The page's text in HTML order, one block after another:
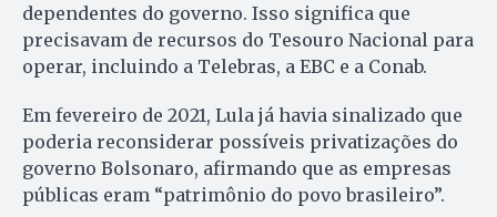
dependentes do governo. Isso significa que
precisavam de recursos do Tesouro Nacional para
operar, incluindo a Telebras, a EBC e a Conab.
Em fevereiro de 2021, Lula já havia sinalizado que
poderia reconsiderar possíveis privatizações do
governo Bolsonaro, afirmando que as empresas
públicas eram “patrimônio do povo brasileiro”.